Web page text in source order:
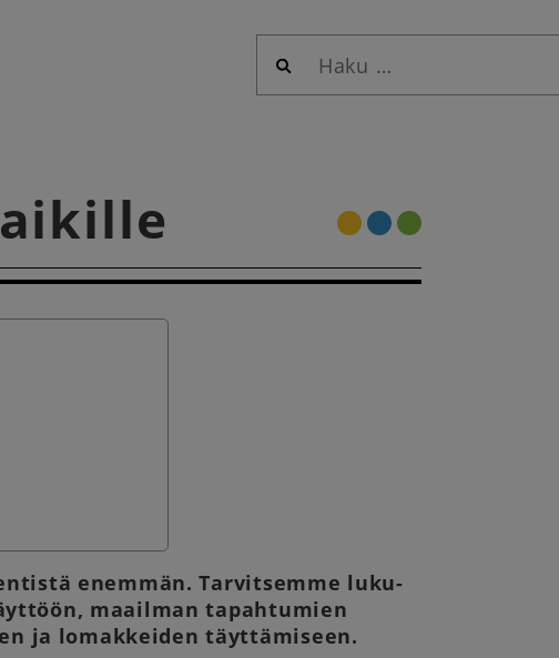
enemmän. Tarvitsemme luku-
maailman tapahtumien
ja lomakkeiden täyttämiseen.